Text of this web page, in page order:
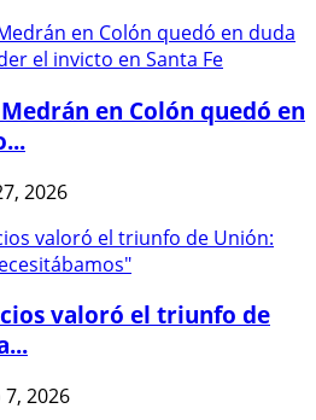
en Colón quedó en
2026
valoró el triunfo de
7, 2026